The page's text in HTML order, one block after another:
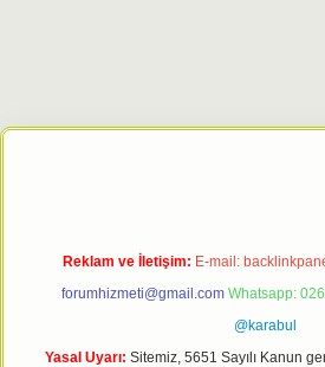
tulipbett.net
Reklam ve İletişim: E-mail:
forumhizmeti@gmail.com Whatsapp:
@karabul
Yasal Uyarı: Sitemiz, 5651 Sayılı Kanun